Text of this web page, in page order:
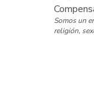
Somos un
religión,